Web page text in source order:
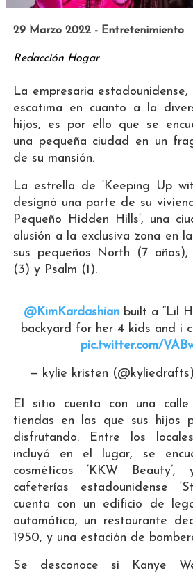
29 Marzo 2022 - Entretenimiento
Redacción Hogar
La empresaria
escatima en cuanto a la
hijos, es por ello que se
una pequeña ciudad en un
de su mansión.
La estrella de ‘Keeping Up
designó una parte de su
Pequeño Hidden Hills’, una
alusión a la exclusiva zona en
sus pequeños North (7
(3) y Psalm (1).
@KimKardashian built a “Lil
backyard for her 4 kids and i
pic.twitter.com/
— kylie kristen (@kyliedrafts)
El sitio cuenta con una
tiendas en las que sus hijos
disfrutando. Entre los
incluyó en el lugar, se
cosméticos ‘KKW
cafeterías estadounidense
cuenta con un edificio de
automático, un restaurante
1950, y una estación de
Se desconoce si Kanye